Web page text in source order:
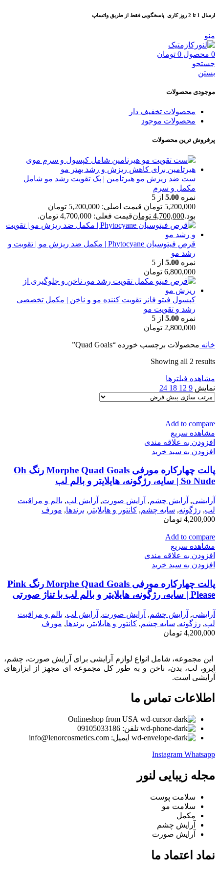
ارسال 1 تا 2 روز کاری پاسخگویی فقط از طریق واتساپ
منو
0 محصول 0 تومان
جستجو
بستن
موجودی محصولات
محصولات تخفیف دار
محصولات موجود
پرفروش ترین محصولات
ست ضد ریزش مو هیرتامین | پک تقویت رشد مو شامل
مکمل و سرم
نمره 5.00 از 5
5,200,000 تومان
قیمت اصلی: 5,200,000 تومان
بود.4,700,000 تومانقیمت فعلی: 4,700,000 تومان.
قرص فیتوسیان Phytocyane | مکمل ضد ریزش مو | تقویت و
رشد مو
نمره 5.00 از 5
6,800,000 تومان
کپسول فیتو فانر تقویت کننده مو و ناخن | مکمل تخصصی
رشد و تقویت مو
نمره 5.00 از 5
2,800,000 تومان
خانه محصولات برچسب خورده “Quad Goals”
Showing all 2 results
مشاهده فیلترها
نمایش 9
12
18
24
Add to compare
مشاهده سریع
افزودن به علاقه مندی
افزودن به سبد خرید
پالت چهارکاره مورفی Morphe Quad Goals رنگ Oh
So Nude | سایه، رژگونه، هایلایتر و بالم لب
آرایشی, آرايش چشم, آرايش صورت, آرايش لب, بالم و مراقبت
لب, رژگونه, سايه چشم, كانتور و هايلايتر , برندها, مورف
4,200,000 تومان
Add to compare
مشاهده سریع
افزودن به علاقه مندی
افزودن به سبد خرید
پالت چهارکاره مورفی Morphe Quad Goals رنگ Pink
Please | سایه، رژگونه، هایلایتر و بالم لب با تناژ صورتی
آرایشی, آرايش چشم, آرايش صورت, آرايش لب, بالم و مراقبت
لب, رژگونه, سايه چشم, كانتور و هايلايتر , برندها, مورف
4,200,000 تومان
این مجموعه، شامل انواع لوازم آرایشی برای آرایش صورت، چشم،
ابرو، لب، بدن، ناخن و به طور کل مجموعه ای مجهز از ابزارهای
آرایشی است.
اطلاعات تماس ما
Onlineshop from USA
تلفن: 09105033186
ایمیل: info@lenorcosmetics.com
Instagram Whatsapp
مجله زیبایی لنور
سلامت پوست
سلامت مو
مکمل
آرایش چشم
آرایش صورت
نماد اعتماد ما